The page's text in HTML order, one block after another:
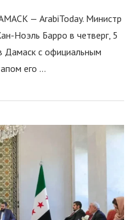
— ArabiToday. Министр
Ноэль Барро в четверг, 5
Дамаск с официальным
его …